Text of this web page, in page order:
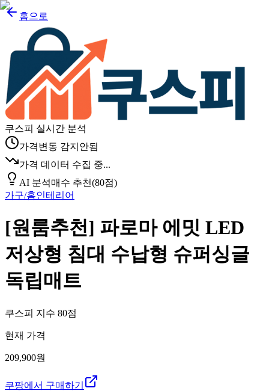
홈으로
쿠스피 실시간 분석
가격변동 감지안됨
가격 데이터 수집 중...
AI 분석매수 추천(80점)
가구/홈인테리어
[원룸추천] 파로마 에밋 LED
저상형 침대 수납형 슈퍼싱글
독립매트
쿠스피 지수 80점
현재 가격
209,900원
쿠팡에서 구매하기